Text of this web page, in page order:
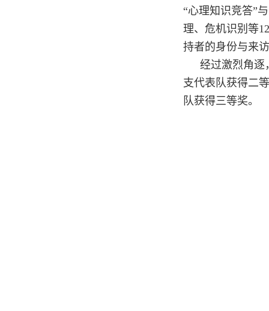
“心理知识竞答”
理、危机识别等
持者的身份与来
经过激烈角逐
支代表队获得二
队获得三等奖。